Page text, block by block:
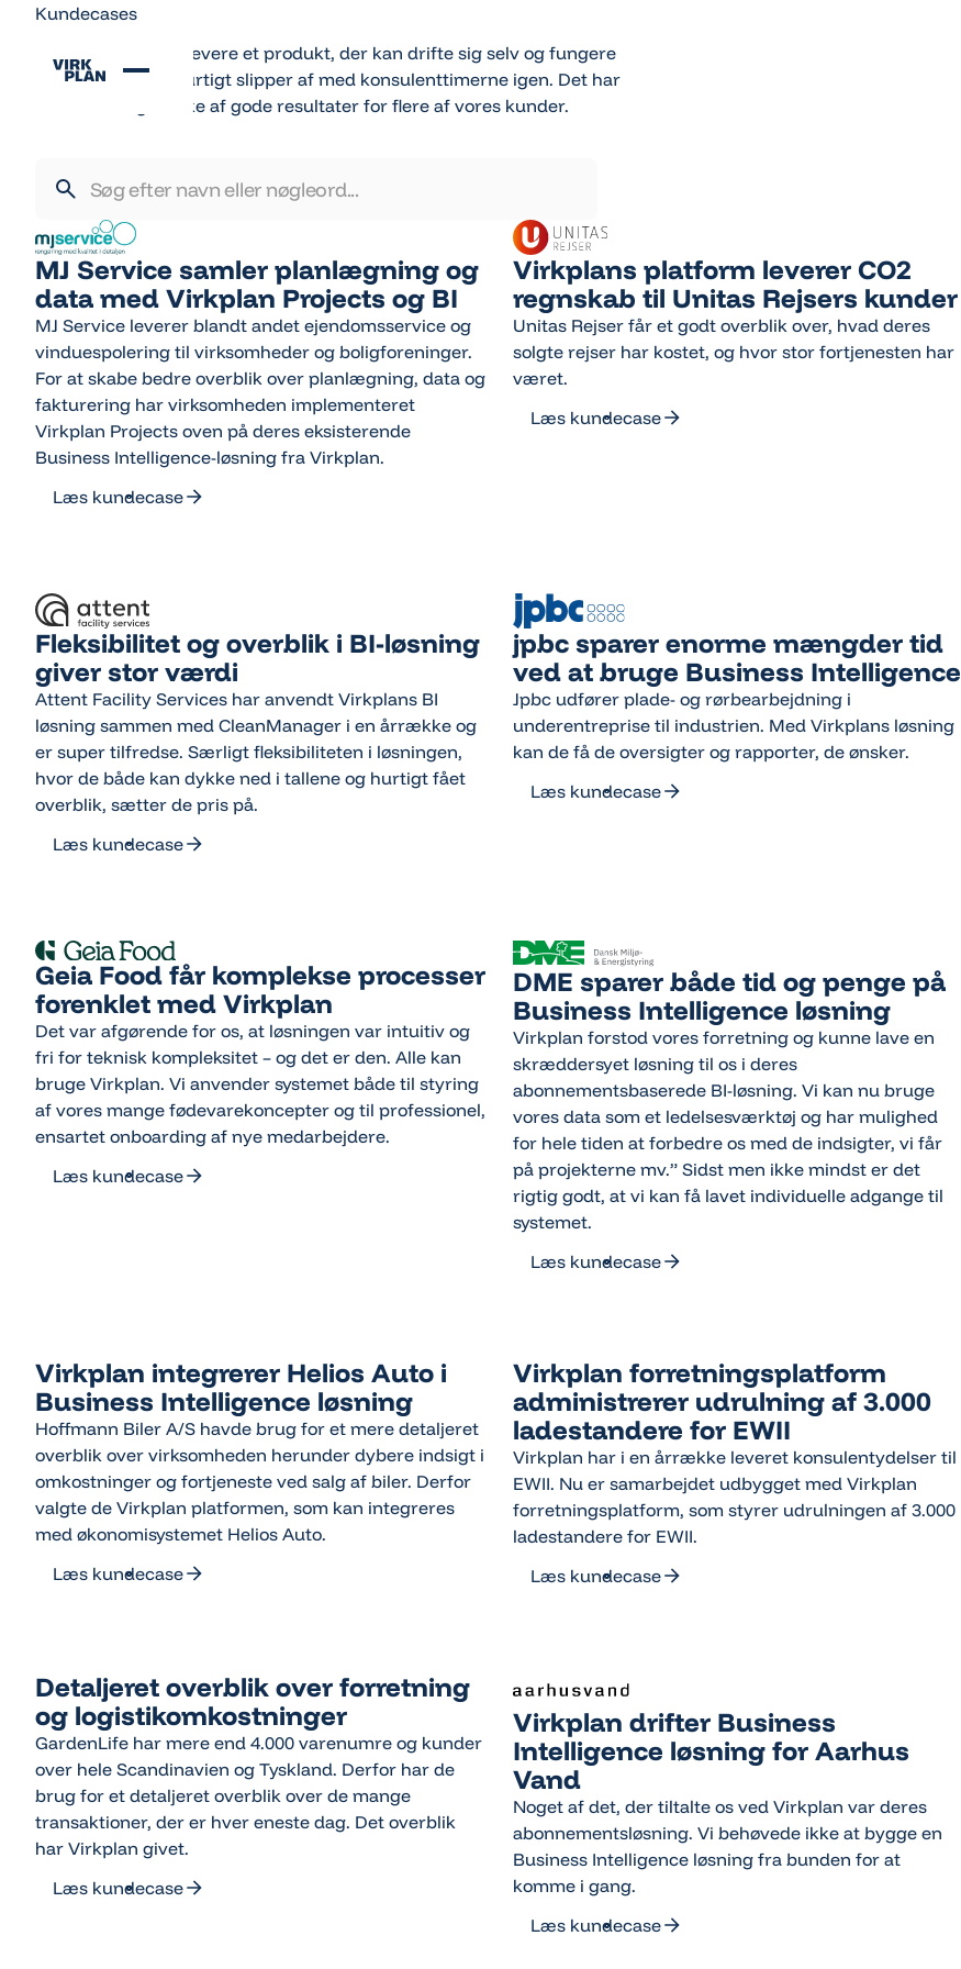
Kundecases
Vores filosofi er at levere et produkt, der kan drifte sig selv og fungere
så vores kunder hurtigt slipper af med konsulenttimerne igen. Det har
skabt en lang række af gode resultater for flere af vores kunder.
MJ Service samler planlægning og
data med Virkplan Projects og BI
MJ Service leverer blandt andet ejendomsservice og
vinduespolering til virksomheder og boligforeninger.
For at skabe bedre overblik over planlægning, data og
fakturering har virksomheden implementeret
Virkplan Projects oven på deres eksisterende
Business Intelligence-løsning fra Virkplan.
Læs kundecase
Læs kundecase
Virkplans platform leverer CO2
regnskab til Unitas Rejsers kunder
Unitas Rejser får et godt overblik over, hvad deres
solgte rejser har kostet, og hvor stor fortjenesten har
været.
Læs kundecase
Læs kundecase
Fleksibilitet og overblik i BI-løsning
giver stor værdi
Attent Facility Services har anvendt Virkplans BI
løsning sammen med CleanManager i en årrække og
er super tilfredse. Særligt fleksibiliteten i løsningen,
hvor de både kan dykke ned i tallene og hurtigt fået
overblik, sætter de pris på.
Læs kundecase
Læs kundecase
jpbc sparer enorme mængder tid
ved at bruge Business Intelligence
Jpbc udfører plade- og rørbearbejdning i
underentreprise til industrien. Med Virkplans løsning
kan de få de oversigter og rapporter, de ønsker.
Læs kundecase
Læs kundecase
Geia Food får komplekse processer
forenklet med Virkplan
Det var afgørende for os, at løsningen var intuitiv og
fri for teknisk kompleksitet – og det er den. Alle kan
bruge Virkplan. Vi anvender systemet både til styring
af vores mange fødevarekoncepter og til professionel,
ensartet onboarding af nye medarbejdere.
Læs kundecase
Læs kundecase
DME sparer både tid og penge på
Business Intelligence løsning
Virkplan forstod vores forretning og kunne lave en
skræddersyet løsning til os i deres
abonnementsbaserede BI-løsning. Vi kan nu bruge
vores data som et ledelsesværktøj og har mulighed
for hele tiden at forbedre os med de indsigter, vi får
på projekterne mv.” Sidst men ikke mindst er det
rigtig godt, at vi kan få lavet individuelle adgange til
systemet.
Læs kundecase
Læs kundecase
Virkplan integrerer Helios Auto i
Business Intelligence løsning
Hoffmann Biler A/S havde brug for et mere detaljeret
overblik over virksomheden herunder dybere indsigt i
omkostninger og fortjeneste ved salg af biler. Derfor
valgte de Virkplan platformen, som kan integreres
med økonomisystemet Helios Auto.
Læs kundecase
Læs kundecase
Virkplan forretningsplatform
administrerer udrulning af 3.000
ladestandere for EWII
Virkplan har i en årrække leveret konsulentydelser til
EWII. Nu er samarbejdet udbygget med Virkplan
forretningsplatform, som styrer udrulningen af 3.000
ladestandere for EWII.
Læs kundecase
Læs kundecase
Detaljeret overblik over forretning
og logistikomkostninger
GardenLife har mere end 4.000 varenumre og kunder
over hele Scandinavien og Tyskland. Derfor har de
brug for et detaljeret overblik over de mange
transaktioner, der er hver eneste dag. Det overblik
har Virkplan givet.
Læs kundecase
Læs kundecase
Virkplan drifter Business
Intelligence løsning for Aarhus
Vand
Noget af det, der tiltalte os ved Virkplan var deres
abonnementsløsning. Vi behøvede ikke at bygge en
Business Intelligence løsning fra bunden for at
komme i gang.
Læs kundecase
Læs kundecase